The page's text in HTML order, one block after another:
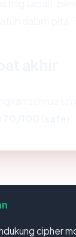
cipher